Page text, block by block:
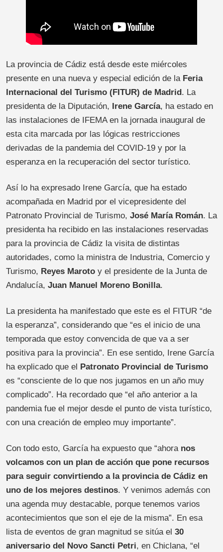
La provincia de Cádiz está desde este miércoles
presente en una nueva y especial edición de la Feria
Internacional del Turismo (FITUR) de Madrid. La
presidenta de la Diputación, Irene García, ha estado en
las instalaciones de IFEMA en la jornada inaugural de
esta cita marcada por las lógicas restricciones
derivadas de la pandemia del COVID-19 y por la
esperanza en la recuperación del sector turístico.
Así lo ha expresado Irene García, que ha estado
acompañada en Madrid por el vicepresidente del
Patronato Provincial de Turismo, José María Román. La
presidenta ha recibido en las instalaciones reservadas
para la provincia de Cádiz la visita de distintas
autoridades, como la ministra de Industria, Comercio y
Turismo, Reyes Maroto y el presidente de la Junta de
Andalucía, Juan Manuel Moreno Bonilla.
La presidenta ha manifestado que este es el FITUR “de
la esperanza”, considerando que “es el inicio de una
temporada que estoy convencida de que va a ser
positiva para la provincia”. En ese sentido, Irene García
ha explicado que el Patronato Provincial de Turismo
es “consciente de lo que nos jugamos en un año muy
complicado”. Ha recordado que “el año anterior a la
pandemia fue el mejor desde el punto de vista turístico,
con una creación de empleo muy importante”.
Con todo esto, García ha expuesto que “ahora nos
volcamos con un plan de acción que pone recursos
para seguir convirtiendo a la provincia de Cádiz en
uno de los mejores destinos. Y venimos además con
una agenda muy destacable, porque tenemos varios
acontecimientos que son el eje de la misma”. En esa
lista de eventos de gran magnitud se sitúa el 30
aniversario del Novo Sancti Petri, en Chiclana, “el